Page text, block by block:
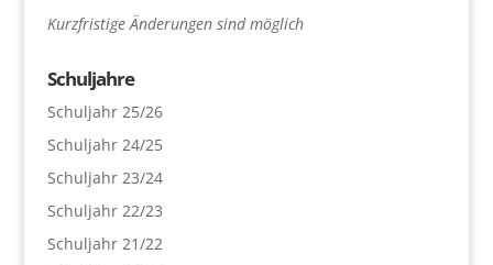
Kurzfristige Änderungen sind möglich
Schuljahre
Schuljahr 25/26
Schuljahr 24/25
Schuljahr 23/24
Schuljahr 22/23
Schuljahr 21/22